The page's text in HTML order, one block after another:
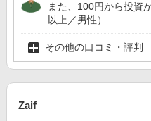
また、100円から投資
以上／男性）
その他の口コミ・評判
Zaif